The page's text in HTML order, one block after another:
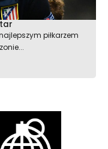
piłkarzem